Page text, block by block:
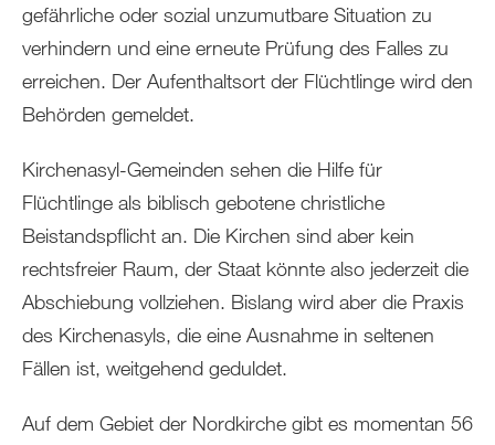
gefährliche oder sozial unzumutbare Situation zu
verhindern und eine erneute Prüfung des Falles zu
erreichen. Der Aufenthaltsort der Flüchtlinge wird den
Behörden gemeldet.
Kirchenasyl-Gemeinden sehen die Hilfe für
Flüchtlinge als biblisch gebotene christliche
Beistandspflicht an. Die Kirchen sind aber kein
rechtsfreier Raum, der Staat könnte also jederzeit die
Abschiebung vollziehen. Bislang wird aber die Praxis
des Kirchenasyls, die eine Ausnahme in seltenen
Fällen ist, weitgehend geduldet.
Auf dem Gebiet der Nordkirche gibt es momentan 56